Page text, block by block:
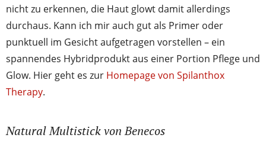
nicht zu erkennen, die Haut glowt damit allerdings
durchaus. Kann ich mir auch gut als Primer oder
punktuell im Gesicht aufgetragen vorstellen – ein
spannendes Hybridprodukt aus einer Portion Pflege und
Glow. Hier geht es zur Homepage von Spilanthox
Therapy.
Natural Multistick von Benecos